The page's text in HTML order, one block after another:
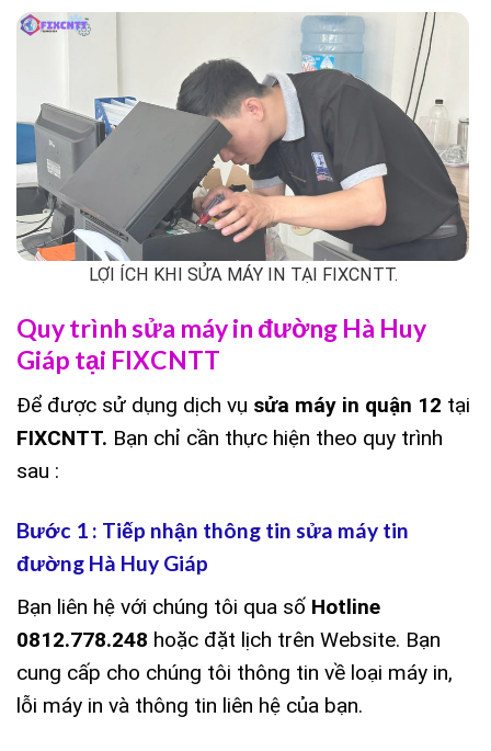
LỢI ÍCH KHI SỬA MÁY IN TẠI FIXCNTT.
Quy trình sửa máy in đường Hà Huy
Giáp tại FIXCNTT
Để được sử dụng dịch vụ sửa máy in quận 12 tại
FIXCNTT. Bạn chỉ cần thực hiện theo quy trình
sau :
Bước 1 : Tiếp nhận thông tin sửa máy tin
đường Hà Huy Giáp
Bạn liên hệ với chúng tôi qua số Hotline
0812.778.248 hoặc đặt lịch trên Website. Bạn
cung cấp cho chúng tôi thông tin về loại máy in,
lỗi máy in và thông tin liên hệ của bạn.